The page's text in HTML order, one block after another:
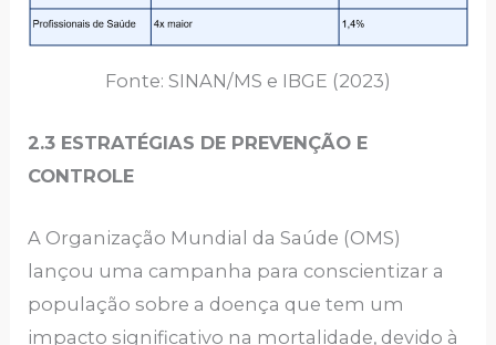
Fonte: SINAN/MS e IBGE (2023)
2.3 ESTRATÉGIAS DE PREVENÇÃO E
CONTROLE
A Organização Mundial da Saúde (OMS)
lançou uma campanha para conscientizar a
população sobre a doença que tem um
impacto significativo na mortalidade, devido à